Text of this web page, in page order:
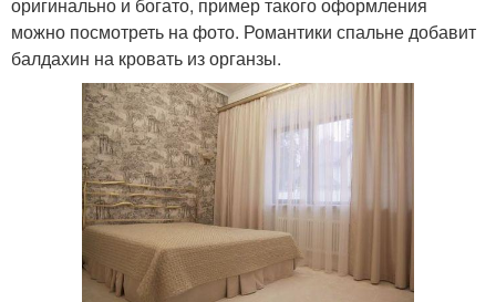
оригинально и богато, пример такого оформления
можно посмотреть на фото. Романтики спальне добавит
балдахин на кровать из органзы.